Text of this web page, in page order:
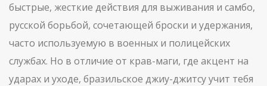
быстрые, жесткие действия для выживания и самбо,
русской борьбой, сочетающей броски и удержания,
часто используемую в военных и полицейских
службах. Но в отличие от крав-маги, где акцент на
ударах и уходе, бразильское джиу-джитсу учит тебя